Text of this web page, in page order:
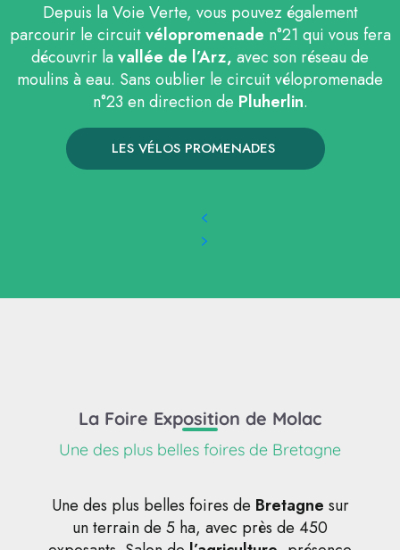
Depuis la Voie Verte, vous pouvez également
parcourir le circuitvélopromenade n°21 qui vous fera
découvrir lavallée de l’Arz, avec son réseau de
moulins à eau. Sans oublier le circuit vélopromenade
n°23 en direction de Pluherlin.
LES VÉLOS PROMENADES
La Foire Exposition de Molac
Une des plus belles foires de Bretagne
Une des plus belles foires de Bretagne sur
un terrain de 5 ha, avec près de 450